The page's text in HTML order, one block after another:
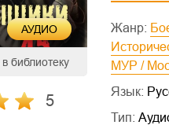
АУДИО
в библиотеку
5
Жанр:
МУР /
Язык:
Тип: